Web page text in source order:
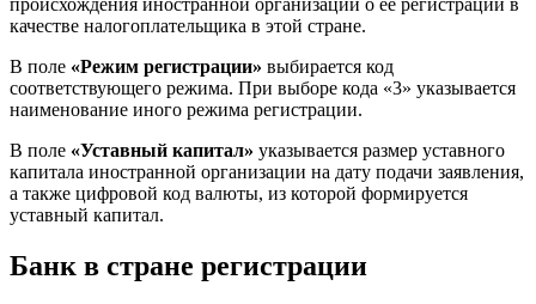
качестве налогоплательщика в этой стране.
В поле «Режим регистрации» выбирается код
соответствующего режима. При выборе кода «3» указывается
наименование иного режима регистрации.
В поле «Уставный капитал» указывается размер уставного
капитала иностранной организации на дату подачи заявления,
а также цифровой код валюты, из которой формируется
уставный капитал.
Банк в стране регистрации